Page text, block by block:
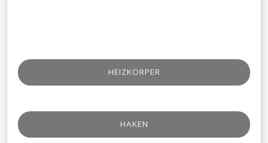
HEIZKÖRPER
HAKEN​